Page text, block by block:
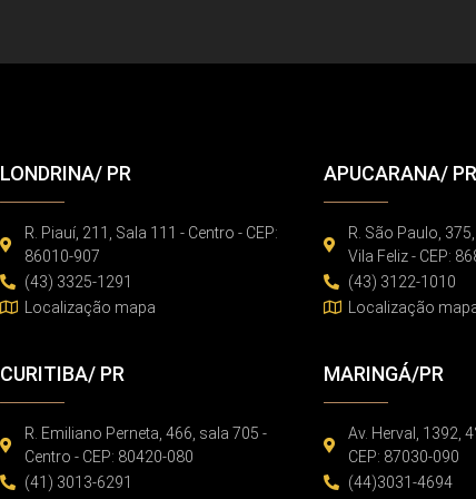
LONDRINA/ PR
R. Piauí, 211, Sala 111 - Centro - CEP:
86010-907
(43) 3325-1291
Localização mapa
CURITIBA/ PR
R. Emiliano Perneta, 466, sala 705 -
Centro - CEP: 80420-080
(41) 3013-6291
APUCARANA/ PR
R. São Paulo,
Vila Feliz - CEP:
(43) 3122-1010
Localização
MARINGÁ/PR
Av. Herval, 1392,
CEP: 87030-090
(44)3031-4694